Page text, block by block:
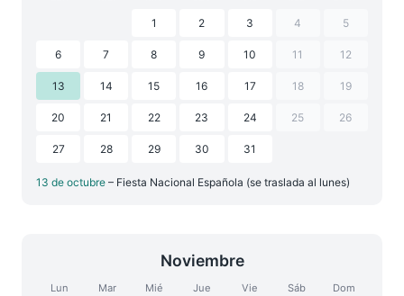
1 2 3 4 5
6 7 8 9 10 11 12
13 14 15 16 17 18 19
20 21 22 23 24 25 26
27 28 29 30 31
13 de octubre – Fiesta Nacional Española (se traslada al lunes)
Noviembre
Lun Mar Mié Jue Vie Sáb Dom